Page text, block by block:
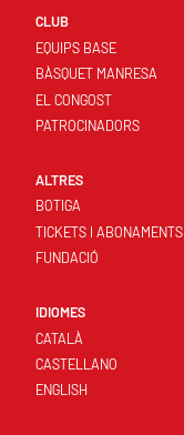
CLUB
EQUIPS BASE
BÀSQUET MANRESA
EL CONGOST
PATROCINADORS
ALTRES
BOTIGA
TICKETS I ABONAMENTS
FUNDACIÓ
IDIOMES
CATALÀ
CASTELLANO
ENGLISH